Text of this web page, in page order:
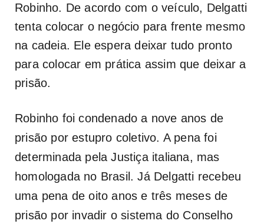
Robinho. De acordo com o veículo, Delgatti
tenta colocar o negócio para frente mesmo
na cadeia. Ele espera deixar tudo pronto
para colocar em prática assim que deixar a
prisão.
Robinho foi condenado a nove anos de
prisão por estupro coletivo. A pena foi
determinada pela Justiça italiana, mas
homologada no Brasil. Já Delgatti recebeu
uma pena de oito anos e três meses de
prisão por invadir o sistema do Conselho